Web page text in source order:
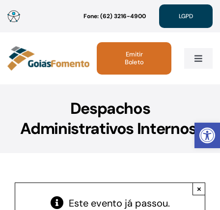
Abrir
para
conteúdo
Fone: (62) 3216-4900 LGPD
Toggle
Linhas de Crédito
Emitir
Boleto
Despachos
Administrativos Internos.
Este evento já passou.
×